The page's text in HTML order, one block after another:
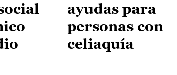
ayudas para
personas con
celiaquía